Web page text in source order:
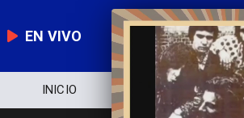
EN VIVO
INICIO NOTICIERO